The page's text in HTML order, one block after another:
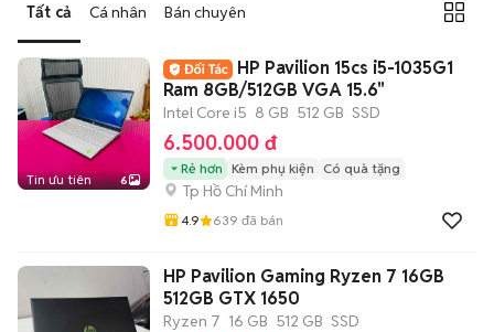
Tất cả Cá nhân Bán chuyên
Tin ưu tiên 6
HP Pavilion 15cs i5-1035G1
Ram 8GB/512GB VGA 15.6"
Intel Core i5 8 GB 512 GB SSD
6.500.000 đ
Rẻ hơn Kèm phụ kiện Có quà tặng
Tp Hồ Chí Minh
4.9 639 đã bán
HP Pavilion Gaming Ryzen 7 16GB
512GB GTX 1650
Ryzen 7 16 GB 512 GB SSD